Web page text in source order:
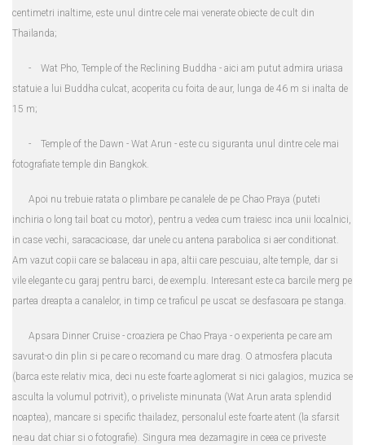
centimetri inaltime, este unul dintre cele mai venerate obiecte de cult din
Thailanda;
- Wat Pho, Temple of the Reclining Buddha - aici am putut admira uriasa
statuie a lui Buddha culcat, acoperita cu foita de aur, lunga de 46 m si inalta de
15 m;
- Temple of the Dawn - Wat Arun - este cu siguranta unul dintre cele mai
fotografiate temple din Bangkok.
Apoi nu trebuie ratata o plimbare pe canalele de pe Chao Praya (puteti
inchiria o long tail boat cu motor), pentru a vedea cum traiesc inca unii localnici,
in case vechi, saracacioase, dar unele cu antena parabolica si aer conditionat.
Am vazut copii care se balaceau in apa, altii care pescuiau, alte temple, dar si
vile elegante cu garaj pentru barci, de exemplu. Interesant este ca barcile merg pe
partea dreapta a canalelor, in timp ce traficul pe uscat se desfasoara pe stanga.
Apsara Dinner Cruise - croaziera pe Chao Praya - o experienta pe care am
savurat-o din plin si pe care o recomand cu mare drag. O atmosfera placuta
(barca este relativ mica, deci nu este foarte aglomerat si nici galagios, muzica se
asculta la volumul potrivit), o priveliste minunata (Wat Arun arata splendid
noaptea), mancare si specific thailadez, personalul este foarte atent (la sfarsit
ne-au dat chiar si o fotografie). Singura mea dezamagire in ceea ce priveste